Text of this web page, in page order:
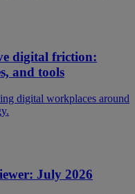
digital friction:
and tools
digital workplaces around
July 2026